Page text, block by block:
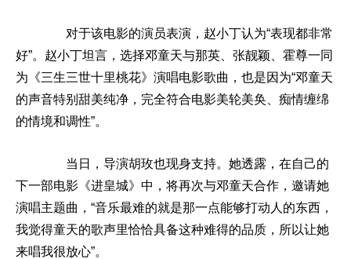
对于该电影的演员表演，赵小丁认为“表现都非常
好”。赵小丁坦言，选择邓童天与那英、张靓颖、霍尊一同
为《三生三世十里桃花》演唱电影歌曲，也是因为“邓童天
的声音特别甜美纯净，完全符合电影美轮美奂、痴情缠绵
的情境和调性”。
当日，导演胡玫也现身支持。她透露，在自己的
下一部电影《进皇城》中，将再次与邓童天合作，邀请她
演唱主题曲，“音乐最难的就是那一点能够打动人的东西，
我觉得童天的歌声里恰恰具备这种难得的品质，所以让她
来唱我很放心”。